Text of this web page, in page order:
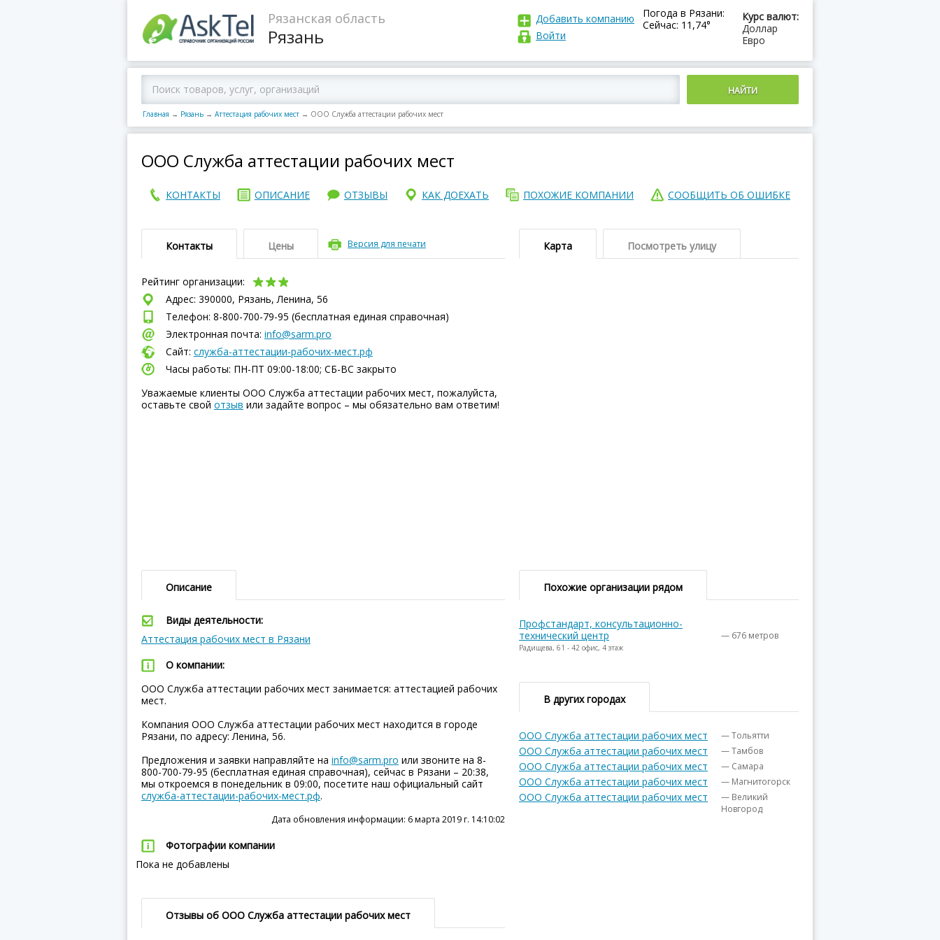
Рязанская область
Рязань
Курс валют:
Доллар
Евро
Погода в Рязани:
Сейчас: 11,74°
Добавить компанию
Войти
Главная → Рязань → Аттестация рабочих мест → ООО Служба аттестации рабочих мест
ООО Служба аттестации рабочих мест
КОНТАКТЫ ОПИСАНИЕ ОТЗЫВЫ КАК ДОЕХАТЬ ПОХОЖИЕ КОМПАНИИ СООБЩИТЬ ОБ ОШИБКЕ
Контакты Цены Версия для печати
Рейтинг организации:
Адрес: 390000, Рязань, Ленина, 56
Телефон: 8-800-700-79-95 (бесплатная единая справочная)
Электронная почта: info@sarm.pro
Сайт: служба-аттестации-рабочих-мест.рф
Часы работы: ПН-ПТ 09:00-18:00; СБ-ВC закрыто
Уважаемые клиенты ООО Служба аттестации рабочих мест, пожалуйста,
оставьте свой отзыв или задайте вопрос – мы обязательно вам ответим!
Карта Посмотреть улицу
Описание
Виды деятельности:
Аттестация рабочих мест в Рязани
О компании:
ООО Служба аттестации рабочих мест занимается: аттестацией рабочих
мест.
Компания ООО Служба аттестации рабочих мест находится в городе
Рязани, по адресу: Ленина, 56.
Предложения и заявки направляйте на info@sarm.pro или звоните на 8-
800-700-79-95 (бесплатная единая справочная), сейчас в Рязани – 20:38,
мы откроемся в понедельник в 09:00, посетите наш официальный сайт
служба-аттестации-рабочих-мест.рф.
Дата обновления информации: 6 марта 2019 г. 14:10:02
Фотографии компании
Пока не добавлены
Отзывы об ООО Служба аттестации рабочих мест
Похожие организации рядом
Профстандарт, консультационно-
технический центр
Радищева, 61 - 42 офис, 4 этаж
— 676 метров
В других городах
ООО Служба аттестации рабочих мест — Тольятти
ООО Служба аттестации рабочих мест — Тамбов
ООО Служба аттестации рабочих мест — Самара
ООО Служба аттестации рабочих мест — Магнитогорск
ООО Служба аттестации рабочих мест
— Великий
Новгород